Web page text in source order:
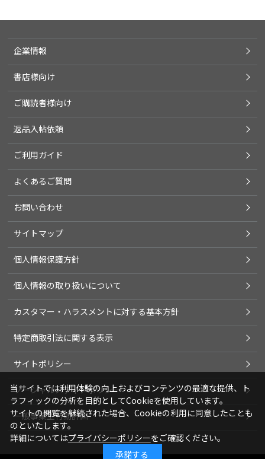
企業情報
書店様向け
ご購読者様向け
返品入帖依頼
ご利用ガイド
よくあるご質問
お問い合わせ
サイトマップ
個人情報保護方針
個人情報の取り扱いについて
カスタマー・ハラスメントに対する基本方針
特定商取引法に関する表示
サイトポリシー
ソーシャルメディアポリシー
一般事業主行動計画
当サイトでは利用体験の向上およびコンテンツの最適な提供、ト
ラフィックの分析を目的としてCookieを使用しています。
サイトの閲覧を継続された場合、Cookieの利用に同意したことも
のといたします。
詳細についてはプライバシーポリシーをご確認ください。
承諾する